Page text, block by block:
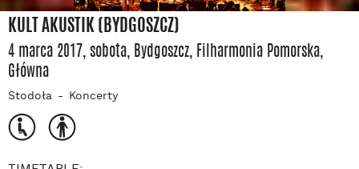
KULT AKUSTIK (BYDGOSZCZ)
4 marca 2017, sobota, Bydgoszcz, Filharmonia Pomorska,
Główna
Stodoła Koncerty